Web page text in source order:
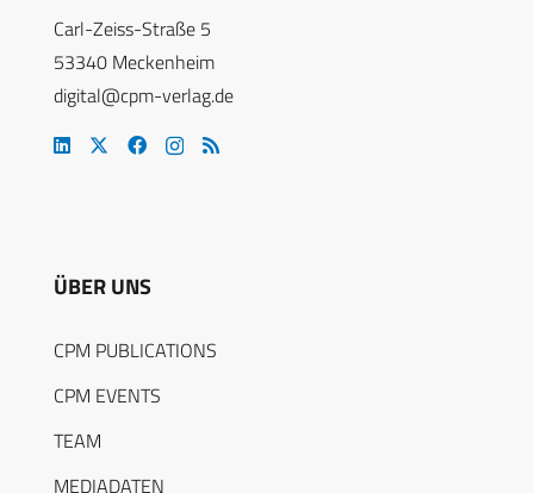
Carl-Zeiss-Straße 5
53340 Meckenheim
digital@cpm-verlag.de
ÜBER UNS
CPM PUBLICATIONS
CPM EVENTS
TEAM
MEDIADATEN